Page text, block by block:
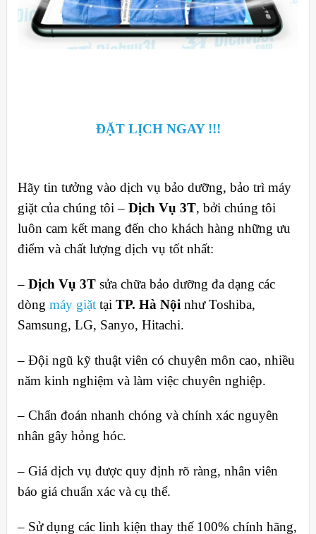
ĐẶT LỊCH NGAY !!!
Hãy tin tưởng vào dịch vụ bảo dưỡng, bảo trì máy
giặt của chúng tôi –Dịch Vụ 3T, bởi chúng tôi
luôn cam kết mang đến cho khách hàng những ưu
điểm và chất lượng dịch vụ tốt nhất:
– Dịch Vụ 3Tsửa chữa bảo dưỡng đa dạng các
dòng máy giặttại TP. Hà Nội như Toshiba,
Samsung, LG, Sanyo, Hitachi.
– Đội ngũ kỹ thuật viên có chuyên môn cao, nhiều
năm kinh nghiệm và làm việc chuyên nghiệp.
– Chẩn đoán nhanh chóng và chính xác nguyên
nhân gây hỏng hóc.
– Giá dịch vụ được quy định rõ ràng, nhân viên
báo giá chuẩn xác và cụ thể.
– Sử dụng các linh kiện thay thế 100% chính hãng,